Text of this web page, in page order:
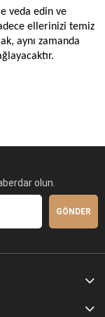
veda edin ve
ellerinizi temiz
aynı zamanda
olun.
GÖNDER